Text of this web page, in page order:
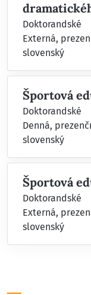
Doktorandské
Externá,
slovenský
Športová
Doktorandské
Denná,
slovenský
Športová
Doktorandské
Externá,
slovenský